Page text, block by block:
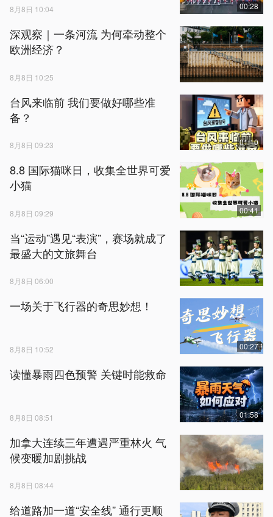
8月8日 10:04 00:28
深观察｜一条河流 为何牵动整个
欧洲经济？
8月8日 10:25
台风来临前 我们要做好哪些准
备？
8月8日 09:23 01:10
8.8 国际猫咪日，收集全世界可爱
小猫
8月8日 09:29 00:41
当“运动”遇见“表演”，赛场就成了
最盛大的文旅舞台
8月8日 06:00
一场关于飞行器的奇思妙想！
8月8日 10:52 00:27
读懂暴雨四色预警 关键时能救命
8月8日 08:51 01:58
加拿大连续三年遭遇严重林火 气
候变暖加剧挑战
8月8日 08:44
给道路加一道“安全线” 通行更顺